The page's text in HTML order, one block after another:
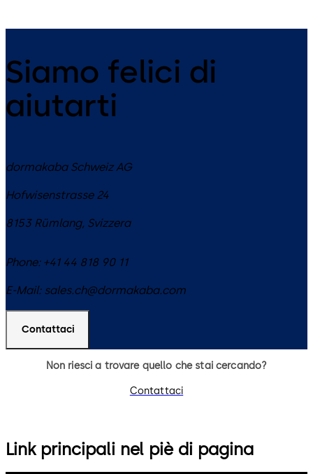
Siamo felici di
aiutarti
dormakaba Schweiz AG
Hofwisenstrasse 24
8153 Rümlang, Svizzera
Phone: +41 44 818 90 11
E-Mail: sales.ch@dormakaba.com
Contattaci
Non riesci a trovare quello che stai cercando?
Contattaci
Link principali nel piè di pagina